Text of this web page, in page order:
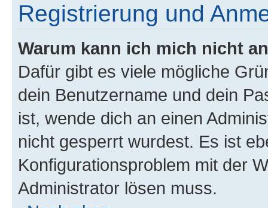
Registrierung und
Warum kann ich mich nicht
Dafür gibt es viele mögliche
dein Benutzername und dein
ist, wende dich an einen
nicht gesperrt wurdest. Es ist
Konfigurationsproblem mit der
Administrator lösen muss.